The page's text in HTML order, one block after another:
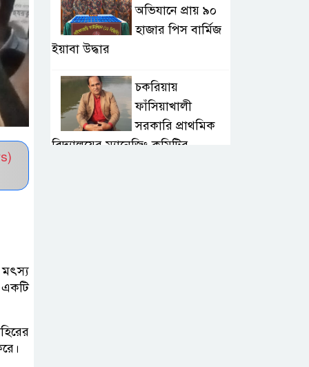
অভিযানে প্রায় ৯০
হাজার পিস বার্মিজ
ইয়াবা উদ্ধার
চকরিয়ায়
ফাঁসিয়াখালী
সরকারি প্রাথমিক
বিদ্যালয়ের ম্যানেজিং কমিটির